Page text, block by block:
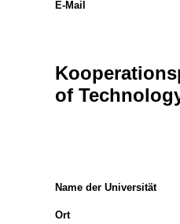
E-Mail
of
Name der Universität
Ort